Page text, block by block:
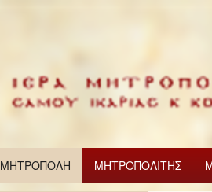
ΜΗΤΡΟΠΟΛΗ ΜΗΤΡΟΠΟΛΙΤΗΣ